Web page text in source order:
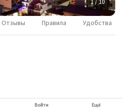
1 / 10
Отзывы Правила Удобства
Войти Ещё